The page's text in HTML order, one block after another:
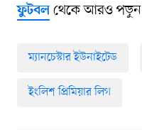
ফুটবলথেকে আরও পড়ুন
ম্যানচেস্টার ইউনাইটেড
ইংলিশ প্রিমিয়ার লিগ